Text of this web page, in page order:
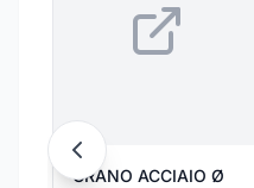
GRANO ACCIAIO Ø